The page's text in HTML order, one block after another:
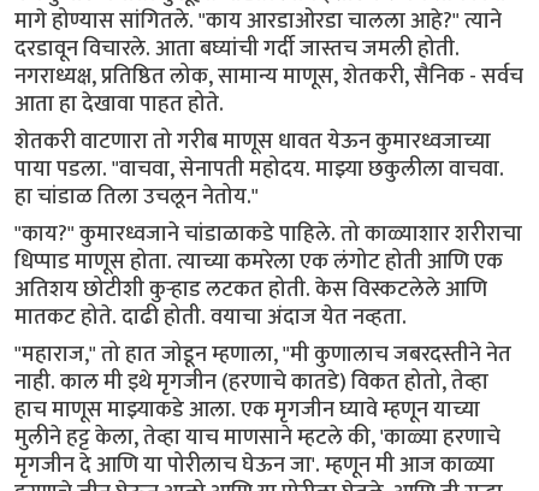
मागे होण्यास सांगितले. "काय आरडाओरडा चालला आहे?" त्याने
दरडावून विचारले. आता बघ्यांची गर्दी जास्तच जमली होती.
नगराध्यक्ष, प्रतिष्ठित लोक, सामान्य माणूस, शेतकरी, सैनिक - सर्वच
आता हा देखावा पाहत होते.
शेतकरी वाटणारा तो गरीब माणूस धावत येऊन कुमारध्वजाच्या
पाया पडला. "वाचवा, सेनापती महोदय. माझ्या छकुलीला वाचवा.
हा चांडाळ तिला उचलून नेतोय."
"काय?" कुमारध्वजाने चांडाळाकडे पाहिले. तो काळ्याशार शरीराचा
धिप्पाड माणूस होता. त्याच्या कमरेला एक लंगोट होती आणि एक
अतिशय छोटीशी कुऱ्हाड लटकत होती. केस विस्कटलेले आणि
मातकट होते. दाढी होती. वयाचा अंदाज येत नव्हता.
"महाराज," तो हात जोडून म्हणाला, "मी कुणालाच जबरदस्तीने नेत
नाही. काल मी इथे मृगजीन (हरणाचे कातडे) विकत होतो, तेव्हा
हाच माणूस माझ्याकडे आला. एक मृगजीन घ्यावे म्हणून याच्या
मुलीने हट्ट केला, तेव्हा याच माणसाने म्हटले की, 'काळ्या हरणाचे
मृगजीन दे आणि या पोरीलाच घेऊन जा'. म्हणून मी आज काळ्या